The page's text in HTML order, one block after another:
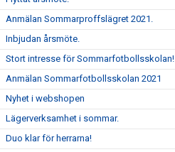
Anmälan Sommarproffslägret 2021.
Inbjudan årsmöte.
Stort intresse för Sommarfotbollsskolan!
Anmälan Sommarfotbollsskolan 2021
Nyhet i webshopen
Lägerverksamhet i sommar.
Duo klar för herrarna!